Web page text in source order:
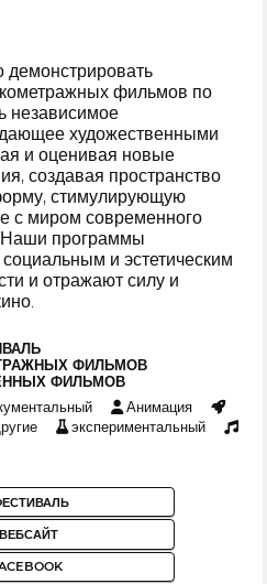
фильмов по
независимое
художественными
и оценивая новые
создавая пространство
стимулирующую
с миром современного
Наши программы
и эстетическим
и отражают силу и
ФИЛЬМОВ
ФИЛЬМОВ
Анимация
экспериментальный